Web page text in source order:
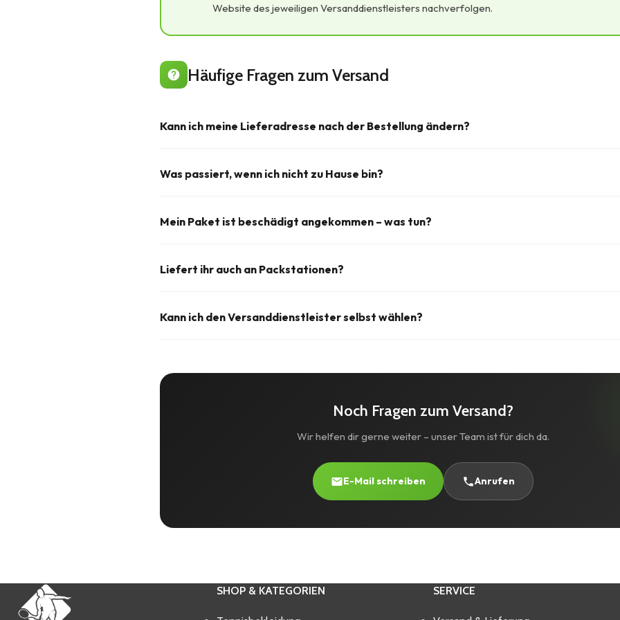
Website des jeweiligen Versanddienstleisters nachverfolgen.
Häufige Fragen zum Versand
Kann ich meine Lieferadresse nach der Bestellung ändern?
Solange deine Bestellung noch nicht versendet wurde, können wir die Lieferadresse in der Regel
Was passiert, wenn ich nicht zu Hause bin?
Wenn du nicht angetroffen wirst, hinterlässt der Versanddienstleister in der Regel eine
nach Dienstleister wird ein erneuter Zustellversuch unternommen oder das Paket bei einer
Mein Paket ist beschädigt angekommen – was tun?
Bitte dokumentiere die Beschädigung mit Fotos und kontaktiere uns umgehend per E-Mail. Wir
schnellstmöglich um eine Lösung – sei es ein Ersatz oder eine Erstattung. Wenn möglich, lass dir
Liefert ihr auch an Packstationen?
Ja, bei Versand über DHL ist eine Lieferung an eine Packstation möglich. Gib dazu einfach bei der
Kann ich den Versanddienstleister selbst wählen?
und sicherste Zustellung zu gewährleisten. Wenn du einen bestimmten Dienstleister bevorzugst,
Noch Fragen zum Versand?
Wir helfen dir gerne weiter – unser Team ist für dich da.
E-Mail schreiben Anrufen
SHOP & KATEGORIEN SERVICE